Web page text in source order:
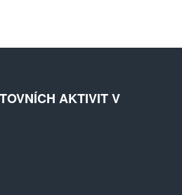
AKTIVIT V